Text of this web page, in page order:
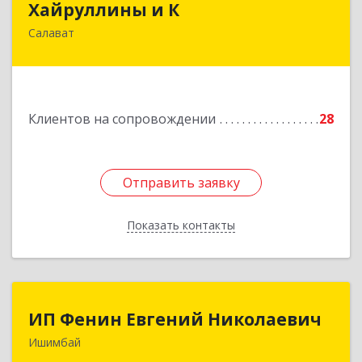
Хайруллины и К
Салават
Клиентов на сопровождении 28
Отправить заявку
Показать контакты
Отправить заявку
Назад
ИП Фенин Евгений Николаевич
Ишимбай
ИП Фенин Евгений Николаевич
453211, Башкортостан Респ, Ишимбайский р-н,